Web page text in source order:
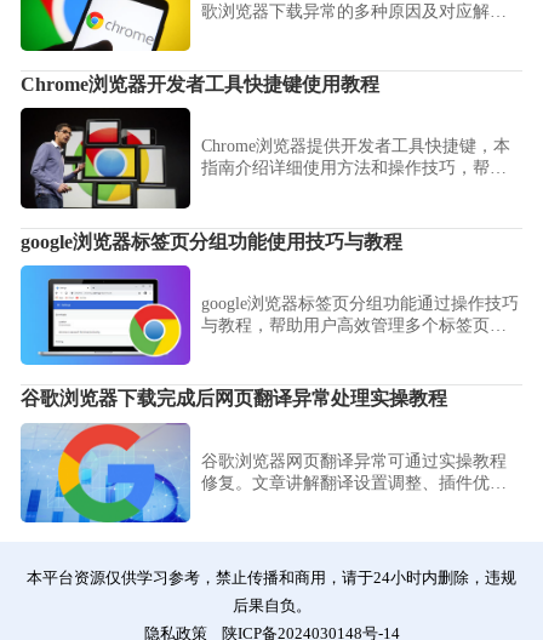
歌浏览器下载异常的多种原因及对应解决
Chrome浏览器开发者工具快捷键使用教程
Chrome浏览器提供开发者工具快捷键，本
指南介绍详细使用方法和操作技巧，帮助
google浏览器标签页分组功能使用技巧与教程
google浏览器标签页分组功能通过操作技巧
与教程，帮助用户高效管理多个标签页，
谷歌浏览器下载完成后网页翻译异常处理实操教程
谷歌浏览器网页翻译异常可通过实操教程
修复。文章讲解翻译设置调整、插件优化
本平台资源仅供学习参考，禁止传播和商用，请于24小时内删除，违规
后果自负。
隐私政策
陕ICP备2024030148号-14